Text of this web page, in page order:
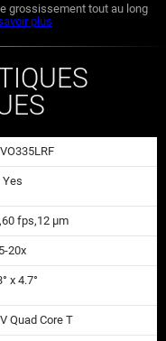
grossissement tout au long
plus
Yes
fps,12 µm
5-20x
x 4.7°
Quad Core T